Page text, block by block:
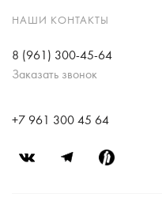
НАШИ КОНТАКТЫ
8 (961) 300-45-64
Заказать звонок
+7 961 300 45 64